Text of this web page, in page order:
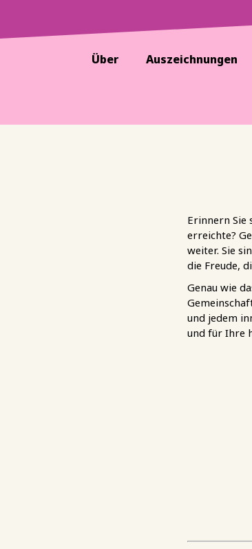
Über Auszeichnungen
Erinnern Sie
erreichte?
weiter. Sie
die Freude,
Genau wie
und jedem
und für Ihre